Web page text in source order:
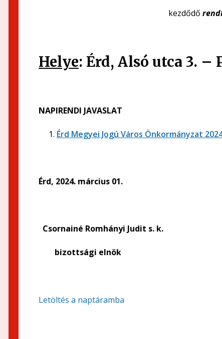
kezdődő
Helye: Érd, Alsó utca 3. –
NAPIRENDI JAVASLAT
Érd Megyei Jogú Város Önkormányzat
Érd, 2024. március 01.
Csornainé Romhányi Judit s. k.
bizottsági elnök
Letöltés a naptáramba